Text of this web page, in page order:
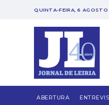
QUINTA-FEIRA, 6
ABERTURA
Jovens